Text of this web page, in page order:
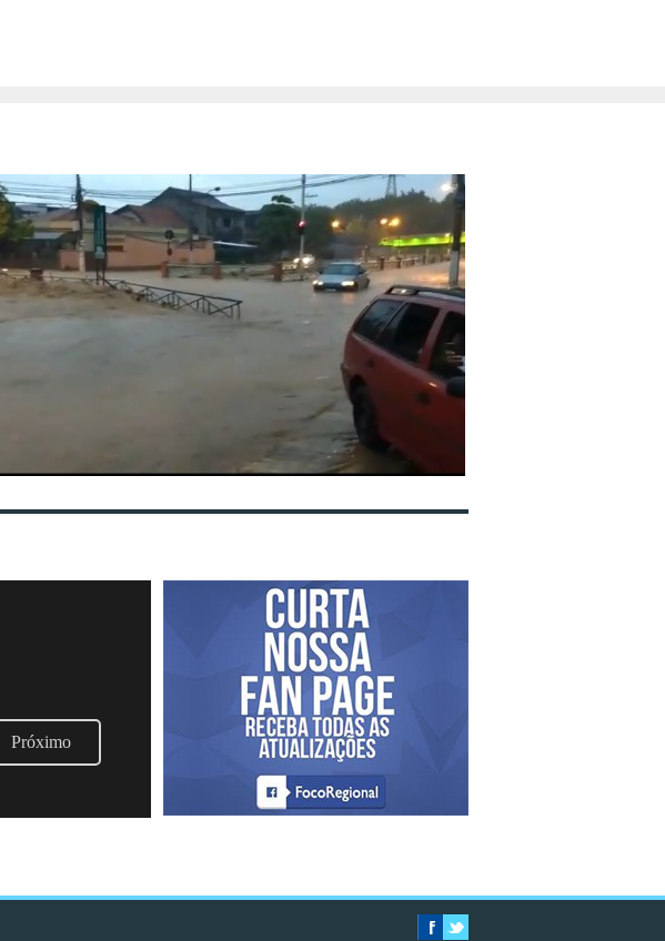
Próximo